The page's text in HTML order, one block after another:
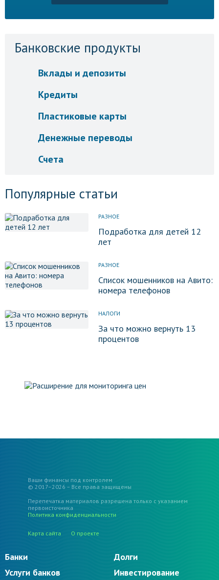
Банковские продукты
Вклады и депозиты
Кредиты
Пластиковые карты
Денежные переводы
Счета
Популярные статьи
РАЗНОЕ
Подработка для детей 12
лет
РАЗНОЕ
Список мошенников на Авито:
номера телефонов
НАЛОГИ
За что можно вернуть 13
процентов
Ваши финансы под контролем
© 2017–2026 – Все права защищены
Перепечатка материалов разрешена только с указанием
первоисточника
Политика конфиденциальности
Карта сайта О проекте
Банки
Услуги банков
Долги
Инвестирование